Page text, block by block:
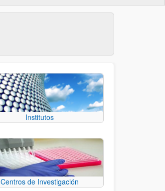
Institutos
Centros de Investigación